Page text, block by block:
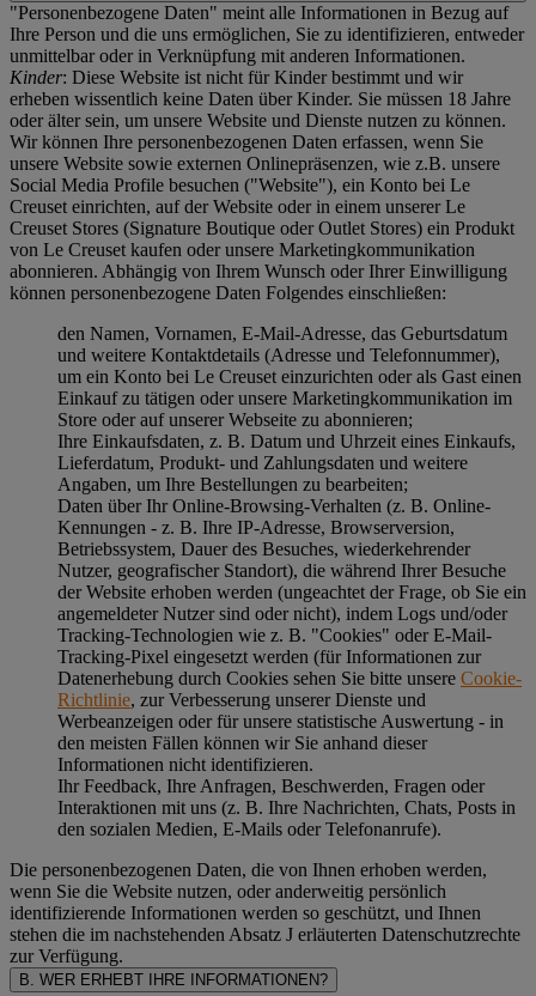
"Personenbezogene Daten" meint alle Informationen in Bezug auf
Ihre Person und die uns ermöglichen, Sie zu identifizieren, entweder
unmittelbar oder in Verknüpfung mit anderen Informationen.
Kinder: Diese Website ist nicht für Kinder bestimmt und wir
erheben wissentlich keine Daten über Kinder. Sie müssen 18 Jahre
oder älter sein, um unsere Website und Dienste nutzen zu können.
Wir können Ihre personenbezogenen Daten erfassen, wenn Sie
unsere Website sowie externen Onlinepräsenzen, wie z.B. unsere
Social Media Profile besuchen ("Website"), ein Konto bei Le
Creuset einrichten, auf der Website oder in einem unserer Le
Creuset Stores (Signature Boutique oder Outlet Stores) ein Produkt
von Le Creuset kaufen oder unsere Marketingkommunikation
abonnieren. Abhängig von Ihrem Wunsch oder Ihrer Einwilligung
können personenbezogene Daten Folgendes einschließen:
den Namen, Vornamen, E-Mail-Adresse, das Geburtsdatum
und weitere Kontaktdetails (Adresse und Telefonnummer),
um ein Konto bei Le Creuset einzurichten oder als Gast einen
Einkauf zu tätigen oder unsere Marketingkommunikation im
Store oder auf unserer Webseite zu abonnieren;
Ihre Einkaufsdaten, z. B. Datum und Uhrzeit eines Einkaufs,
Lieferdatum, Produkt- und Zahlungsdaten und weitere
Angaben, um Ihre Bestellungen zu bearbeiten;
Daten über Ihr Online-Browsing-Verhalten (z. B. Online-
Kennungen - z. B. Ihre IP-Adresse, Browserversion,
Betriebssystem, Dauer des Besuches, wiederkehrender
Nutzer, geografischer Standort), die während Ihrer Besuche
der Website erhoben werden (ungeachtet der Frage, ob Sie ein
angemeldeter Nutzer sind oder nicht), indem Logs und/oder
Tracking-Technologien wie z. B. "Cookies" oder E-Mail-
Tracking-Pixel eingesetzt werden (für Informationen zur
Datenerhebung durch Cookies sehen Sie bitte unsere Cookie-
Richtlinie, zur Verbesserung unserer Dienste und
Werbeanzeigen oder für unsere statistische Auswertung - in
den meisten Fällen können wir Sie anhand dieser
Informationen nicht identifizieren.
Ihr Feedback, Ihre Anfragen, Beschwerden, Fragen oder
Interaktionen mit uns (z. B. Ihre Nachrichten, Chats, Posts in
den sozialen Medien, E-Mails oder Telefonanrufe).
Die personenbezogenen Daten, die von Ihnen erhoben werden,
wenn Sie die Website nutzen, oder anderweitig persönlich
identifizierende Informationen werden so geschützt, und Ihnen
stehen die im nachstehenden Absatz J erläuterten Datenschutzrechte
zur Verfügung.
B. WER ERHEBT IHRE INFORMATIONEN?